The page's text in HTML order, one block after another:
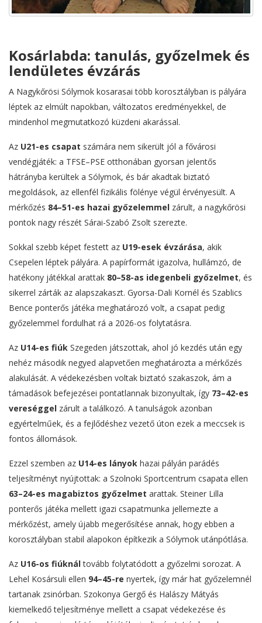
Kosárlabda: tanulás, győzelmek és
lendületes évzárás
A Nagykőrösi Sólymok kosarasai több korosztályban is pályára
léptek az elmúlt napokban, változatos eredményekkel, de
mindenhol megmutatkozó küzdeni akarással.
Az U21-es csapat számára nem sikerült jól a fővárosi
vendégjáték: a TFSE–PSE otthonában gyorsan jelentős
hátrányba kerültek a Sólymok, és bár akadtak biztató
megoldások, az ellenfél fizikális fölénye végül érvényesült. A
mérkőzés 84–51-es hazai győzelemmel zárult, a nagykőrösi
pontok nagy részét Sárai-Szabó Zsolt szerezte.
Sokkal szebb képet festett az U19-esek évzárása, akik
Csepelen léptek pályára. A papírformát igazolva, hullámzó, de
hatékony játékkal arattak 80–58-as idegenbeli győzelmet, és
sikerrel zárták az alapszakaszt. Gyorsa-Dali Kornél és Szablics
Bence ponterős játéka meghatározó volt, a csapat pedig
győzelemmel fordulhat rá a 2026-os folytatásra.
Az U14-es fiúk Szegeden játszottak, ahol jó kezdés után egy
nehéz második negyed alapvetően meghatározta a mérkőzés
alakulását. A védekezésben voltak biztató szakaszok, ám a
támadások befejezései pontatlannak bizonyultak, így 73–42-es
vereséggel zárult a találkozó. A tanulságok azonban
egyértelműek, és a fejlődéshez vezető úton ezek a meccsek is
fontos állomások.
Ezzel szemben az U14-es lányok hazai pályán parádés
teljesítményt nyújtottak: a Szolnoki Sportcentrum csapata ellen
63–24-es magabiztos győzelmet arattak. Steiner Lilla
ponterős játéka mellett igazi csapatmunka jellemezte a
mérkőzést, amely újabb megerősítése annak, hogy ebben a
korosztályban stabil alapokon építkezik a Sólymok utánpótlása.
Az U16-os fiúknáltovább folytatódott a győzelmi sorozat. A
Lehel Kosársuli ellen 94–45-re nyertek, így már hat győzelemnél
tartanak zsinórban. Szokonya Gergő és Halászy Mátyás
kiemelkedő teljesítménye mellett a csapat védekezése és